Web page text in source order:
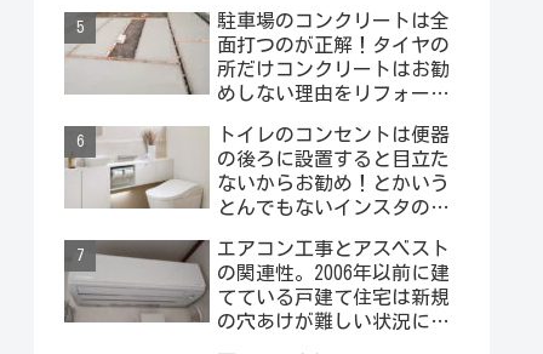
駐車場のコンクリートは全
面打つのが正解！タイヤの
所だけコンクリートはお勧
めしない理由をリフォーム
トイレのコンセントは便器
の後ろに設置すると目立た
ないからお勧め！とかいう
とんでもないインスタの投
エアコン工事とアスベスト
の関連性。2006年以前に建
てている戸建て住宅は新規
の穴あけが難しい状況にな